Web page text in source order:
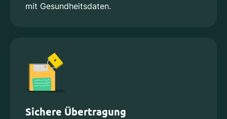
mit Gesundheitsdaten.
Sichere Übertragung